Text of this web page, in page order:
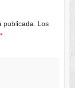
Los
*